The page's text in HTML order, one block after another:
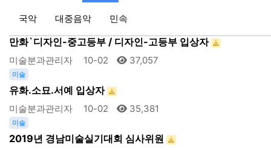
국악 대중음악 민속
미술분과관리자 10-02
만화`디자인-중고등부 / 디자인-고등부 입상자
미술분과관리자 10-02 37,057
미술
유화.소묘.서예 입상자
미술분과관리자 10-02 35,381
미술
2019년 경남미술실기대회 심사위원